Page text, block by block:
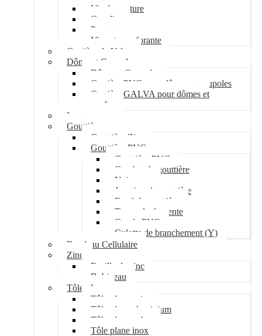
Vis de couture
Cavalier
Pontet
Vis auto-perforante
Costière de Velux
Dôme et Coupole
Dôme et Coupole
Costière PVC pour dômes et coupoles
Costière GALVA pour dômes et
coupoles
Lanterneau
Gouttière
Gouttière Zinc
Gouttière PVC
Gouttière PVC
Crochet de gouttière
Naissance
Jonction de gouttière
Fond de gouttière
Tuyau de descente
Coude PVC
Culotte de branchement (Y)
Bandeau Cellulaire
Zinc
Feuille de zinc
Bobineau
Tôle plane
Tôle plane acier
Tôle plane aluminium
Tôle plane galva
Tôle plane inox